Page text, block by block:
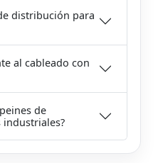
distribución para
al cableado con
de